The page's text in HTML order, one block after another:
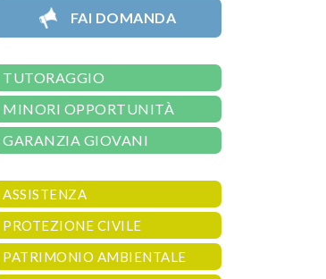
FAI DOMANDA
TUTORAGGIO
MINORI OPPORTUNITÀ
GARANZIA GIOVANI
ASSISTENZA
PROTEZIONE CIVILE
PATRIMONIO AMBIENTALE